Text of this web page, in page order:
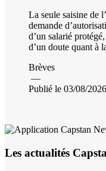
La seule saisine de
demande
d’un salarié
d’un doute quant à
Brèves
—
Publié le 03/08/2026
Les actualités